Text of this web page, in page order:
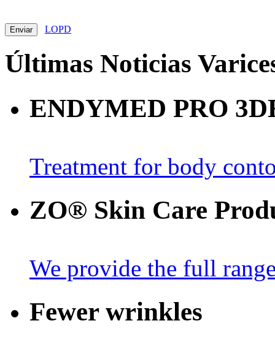
LOPD
Últimas Noticias
ENDYMED PRO
Treatment for body
ZO® Skin Care
We provide the full
Fewer wrinkles